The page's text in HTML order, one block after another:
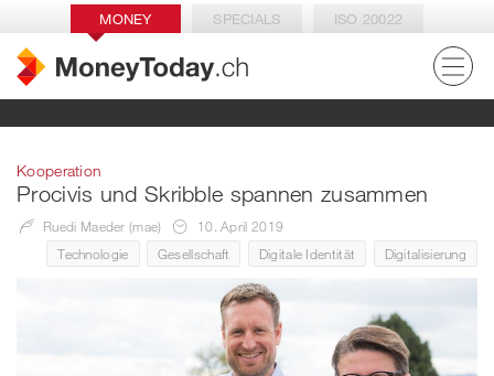
MONEY SPECIALS ISO 20022
Kooperation
Procivis und Skribble spannen zusammen
Ruedi Maeder (mae)
10. April 2019
Technologie
Gesellschaft Digitale Identität Digitalisierung